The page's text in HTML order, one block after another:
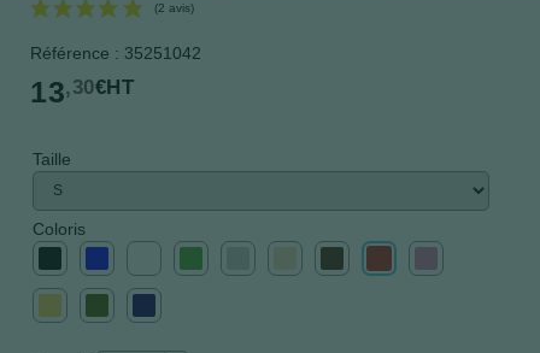
Référence : 35251042
13,30€HT
Taille
Coloris